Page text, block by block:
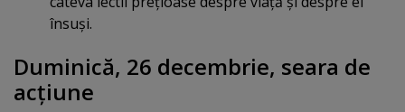
însuşi.
Duminică, 26 decembrie, seara de
acţiune